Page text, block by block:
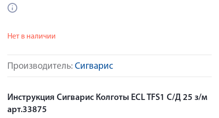
Производитель: Сигварис
Нет в наличии
Инструкция Сигварис Колготы ECL TFS1 С/Д 25 з/м
арт.33875